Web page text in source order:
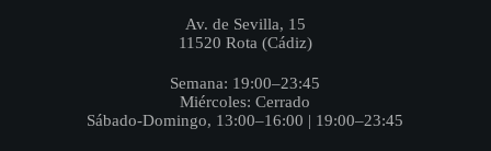
Av. de Sevilla, 15
11520 Rota (Cádiz)
Semana: 19:00–23:45
Miércoles: Cerrado
Sábado-Domingo, 13:00–16:00 | 19:00–23:45